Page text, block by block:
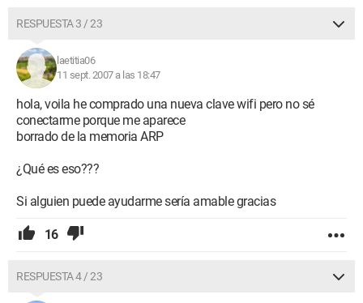
RESPUESTA 3 / 23
laetitia06
11 sept. 2007 a las 18:47
hola, voila he comprado una nueva clave wifi pero no sé
conectarme porque me aparece
borrado de la memoria ARP
¿Qué es eso???
Si alguien puede ayudarme sería amable gracias
16
RESPUESTA 4 / 23